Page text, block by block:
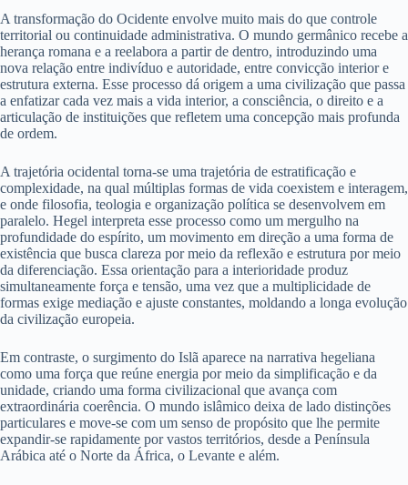
A transformação do Ocidente envolve muito mais do que controle
territorial ou continuidade administrativa. O mundo germânico recebe a
herança romana e a reelabora a partir de dentro, introduzindo uma
nova relação entre indivíduo e autoridade, entre convicção interior e
estrutura externa. Esse processo dá origem a uma civilização que passa
a enfatizar cada vez mais a vida interior, a consciência, o direito e a
articulação de instituições que refletem uma concepção mais profunda
de ordem.
A trajetória ocidental torna-se uma trajetória de estratificação e
complexidade, na qual múltiplas formas de vida coexistem e interagem,
e onde filosofia, teologia e organização política se desenvolvem em
paralelo. Hegel interpreta esse processo como um mergulho na
profundidade do espírito, um movimento em direção a uma forma de
existência que busca clareza por meio da reflexão e estrutura por meio
da diferenciação. Essa orientação para a interioridade produz
simultaneamente força e tensão, uma vez que a multiplicidade de
formas exige mediação e ajuste constantes, moldando a longa evolução
da civilização europeia.
Em contraste, o surgimento do Islã aparece na narrativa hegeliana
como uma força que reúne energia por meio da simplificação e da
unidade, criando uma forma civilizacional que avança com
extraordinária coerência. O mundo islâmico deixa de lado distinções
particulares e move-se com um senso de propósito que lhe permite
expandir-se rapidamente por vastos territórios, desde a Península
Arábica até o Norte da África, o Levante e além.